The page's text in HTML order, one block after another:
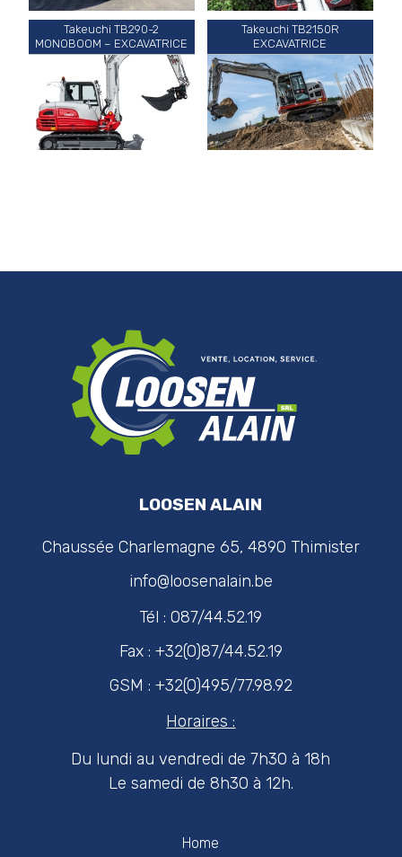
Takeuchi TB290-2
MONOBOOM – EXCAVATRICE
Takeuchi TB2150R
EXCAVATRICE
Home
LOOSEN ALAIN
Chaussée Charlemagne 65, 4890 Thimister
info@loosenalain.be
Tél : 087/44.52.19
Fax : +32(0)87/44.52.19
GSM : +32(0)495/77.98.92
Horaires :
Du lundi au vendredi de 7h30 à 18h
Le samedi de 8h30 à 12h.